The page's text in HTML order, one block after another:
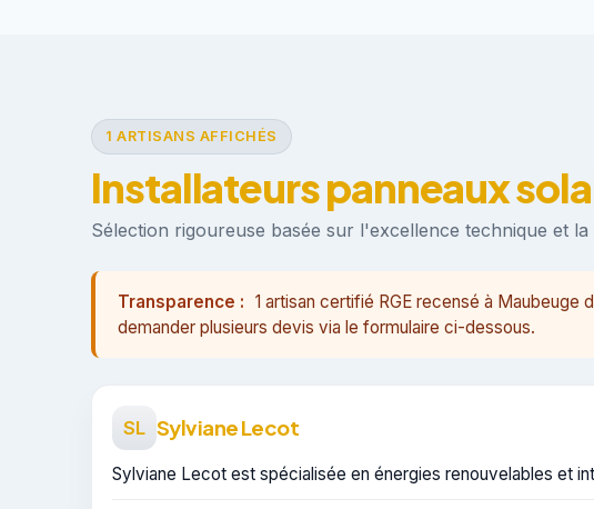
1 ARTISANS AFFICHÉS
Installateurs panneaux
Sélection rigoureuse basée sur l'excellence technique et la
Transparence : 1 artisan certifié RGE recensé à
demander plusieurs devis via le formulaire ci-dessous.
SL Sylviane Lecot
Sylviane Lecot est spécialisée en énergies renouvelables et